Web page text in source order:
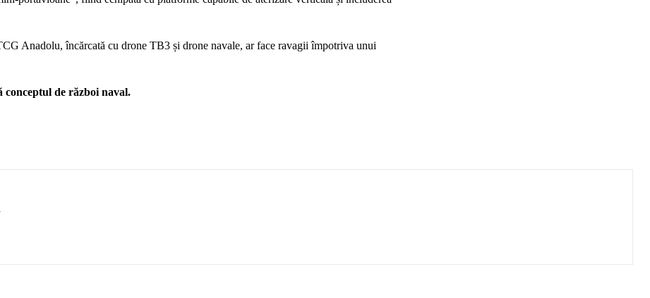
Anadolu, încărcată cu drone TB3 și drone navale, ar face ravagii împotriva unui
de război naval.